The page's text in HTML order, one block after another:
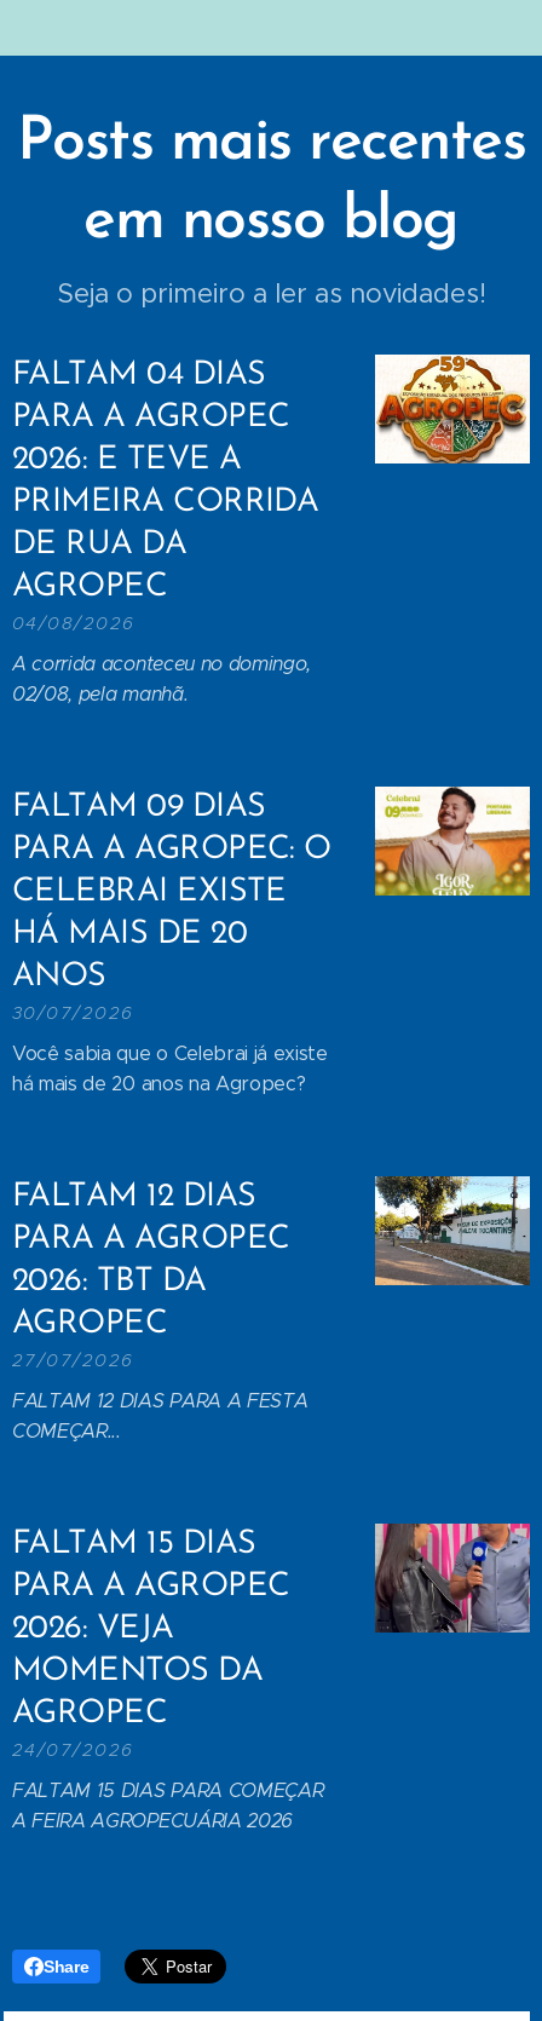
Posts mais recentes
em nosso blog
Seja o primeiro a ler as novidades!
FALTAM 04 DIAS
PARA A AGROPEC
2026: E TEVE A
PRIMEIRA CORRIDA
DE RUA DA
AGROPEC
04/08/2026
A corrida aconteceu no domingo,
02/08, pela manhã.
FALTAM 09 DIAS
PARA A AGROPEC: O
CELEBRAI EXISTE
HÁ MAIS DE 20
ANOS
30/07/2026
Você sabia que o Celebrai já existe
há mais de 20 anos na Agropec?
FALTAM 12 DIAS
PARA A AGROPEC
2026: TBT DA
AGROPEC
27/07/2026
FALTAM 12 DIAS PARA A FESTA
COMEÇAR...
FALTAM 15 DIAS
PARA A AGROPEC
2026: VEJA
MOMENTOS DA
AGROPEC
24/07/2026
FALTAM 15 DIAS PARA COMEÇAR
A FEIRA AGROPECUÁRIA 2026
Share